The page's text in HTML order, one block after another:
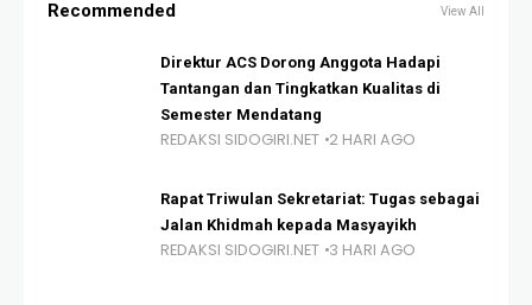
Recommended View All
Direktur ACS Dorong Anggota Hadapi
Tantangan dan Tingkatkan Kualitas di
Semester Mendatang
REDAKSI SIDOGIRI.NET 2 HARI AGO
Rapat Triwulan Sekretariat: Tugas sebagai
Jalan Khidmah kepada Masyayikh
REDAKSI SIDOGIRI.NET 3 HARI AGO